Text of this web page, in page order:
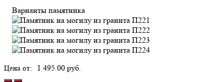
Варианты памятника
1 495.00 руб.